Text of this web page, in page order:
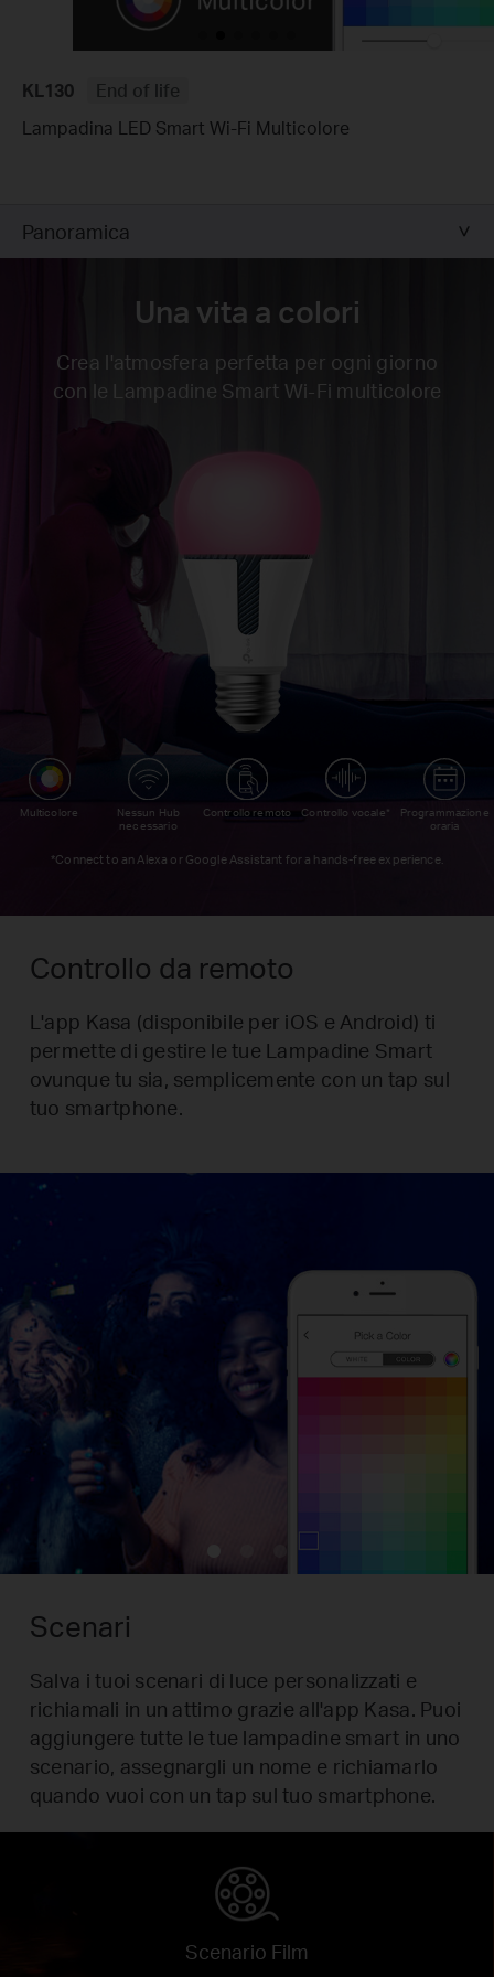
KL130
End of life
Lampadina LED Smart Wi-Fi Multicolore
Panoramica
Una vita a colori
Crea l'atmosfera perfetta per ogni giorno
con le Lampadine Smart Wi-Fi multicolore
Multicolore
Nessun Hub
necessario
Controllo remoto Controllo vocale*
Programmazione
oraria
*Connect to an Alexa or Google Assistant for a hands-free experience.
Controllo da remoto
L'app Kasa (disponibile per iOS e Android) ti
permette di gestire le tue Lampadine Smart
ovunque tu sia, semplicemente con un tap sul
tuo smartphone.
Scenari
Salva i tuoi scenari di luce personalizzati e
richiamali in un attimo grazie all'app Kasa. Puoi
aggiungere tutte le tue lampadine smart in uno
scenario, assegnargli un nome e richiamarlo
quando vuoi con un tap sul tuo smartphone.
Scenario Film